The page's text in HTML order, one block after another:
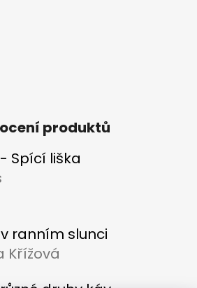
produktů
Spící liška
produktu je 5 z 5 hvězdiček.
ranním slunci
produktu je 5 z 5 hvězdiček.
Křížová